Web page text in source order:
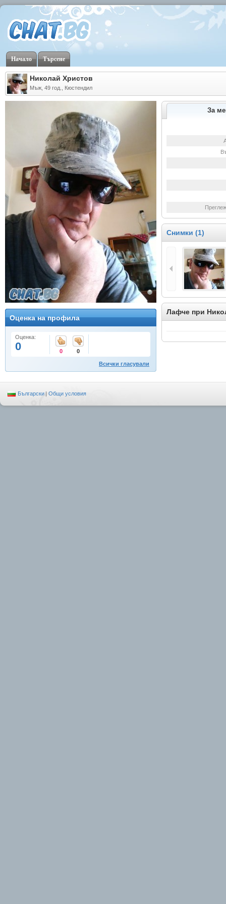
Начало Търсене
Николай Христов
Мъж, 49 год., Кюстендил
Оценка на профила
Оценка:
0 0 0
Всички гласували
За
Снимки (1)
Лафче при
Български | Общи условия